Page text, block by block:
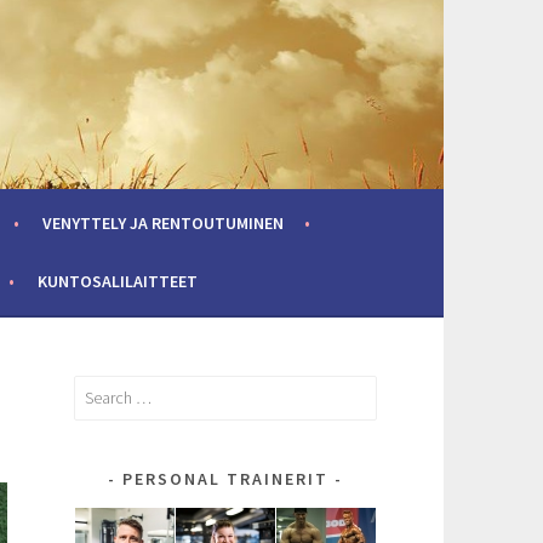
VENYTTELY JA RENTOUTUMINEN
KUNTOSALILAITTEET
Search
PERSONAL TRAINERIT